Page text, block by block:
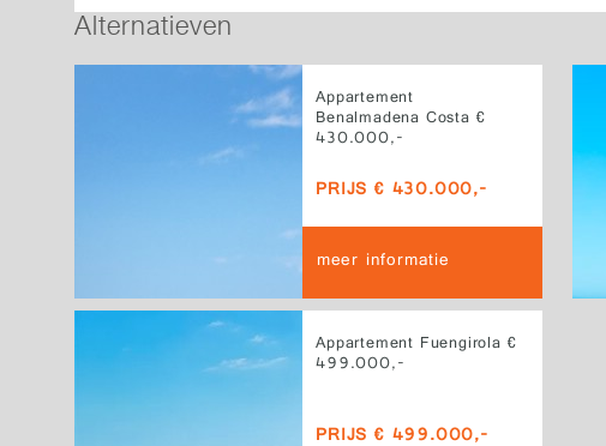
Alternatieven
Appartement
Benalmadena Costa €
430.000,-
PRIJS € 430.000,-
meer informatie
Appartement Fuengirola €
499.000,-
PRIJS € 499.000,-